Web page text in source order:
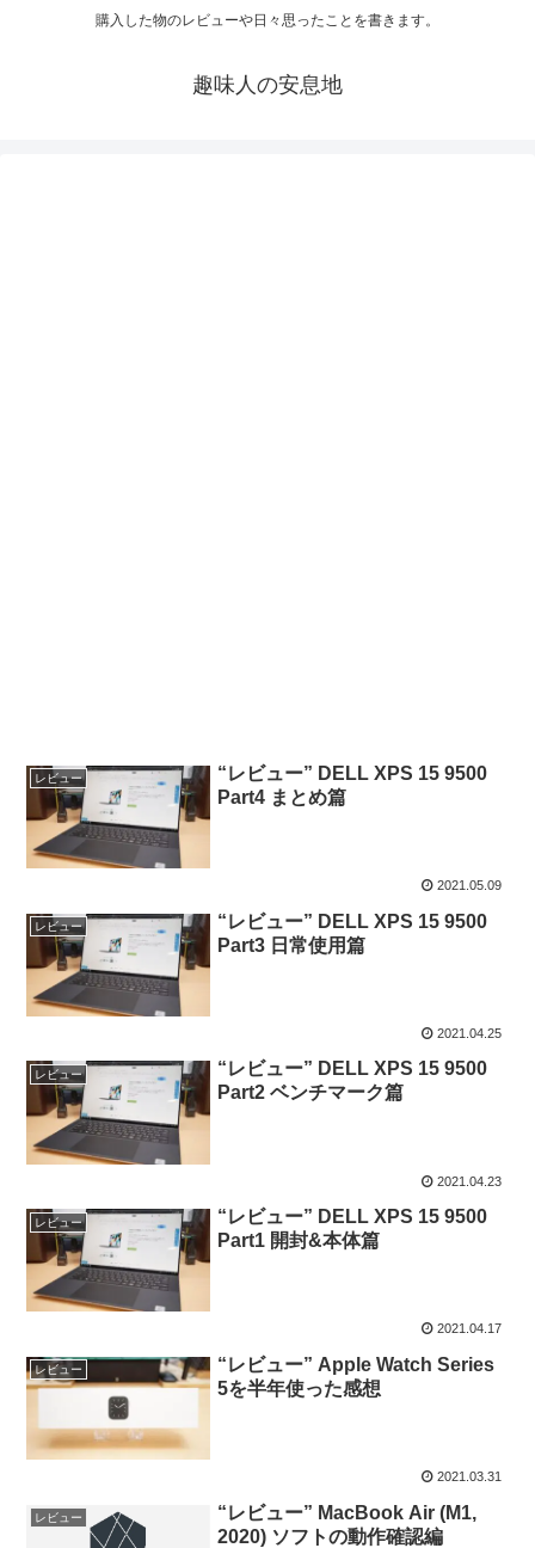
購入した物のレビューや日々思ったことを書きます。
趣味人の安息地
レビュー
“レビュー” DELL XPS 15 9500
Part4 まとめ篇
2021.05.09
レビュー
“レビュー” DELL XPS 15 9500
Part3 日常使用篇
2021.04.25
レビュー
“レビュー” DELL XPS 15 9500
Part2 ベンチマーク篇
2021.04.23
レビュー
“レビュー” DELL XPS 15 9500
Part1 開封&本体篇
2021.04.17
レビュー
“レビュー” Apple Watch Series
5を半年使った感想
2021.03.31
レビュー
“レビュー” MacBook Air (M1,
2020) ソフトの動作確認編